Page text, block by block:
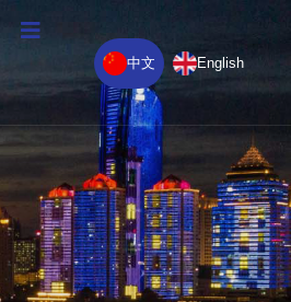
中文 English